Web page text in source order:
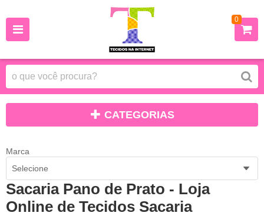
0
CATEGORIAS
Marca
Selecione
Sacaria Pano de Prato - Loja
Online de Tecidos Sacaria